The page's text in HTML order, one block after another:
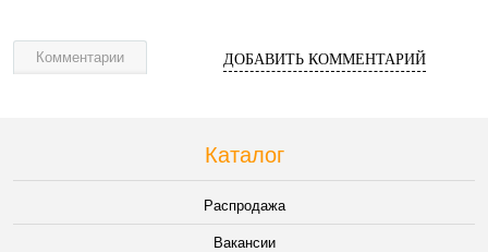
Комментарии ДОБАВИТЬ КОММЕНТАРИЙ
Каталог
Распродажа
Вакансии